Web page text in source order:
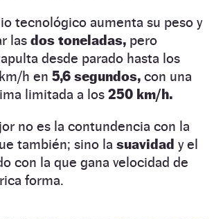
tecnológico aumenta su peso y
las dos toneladas, pero
desde parado hasta los
h en 5,6 segundos, con una
limitada a los 250 km/h.
no es la contundencia con la
también; sino la suavidad y el
con la que gana velocidad de
forma.